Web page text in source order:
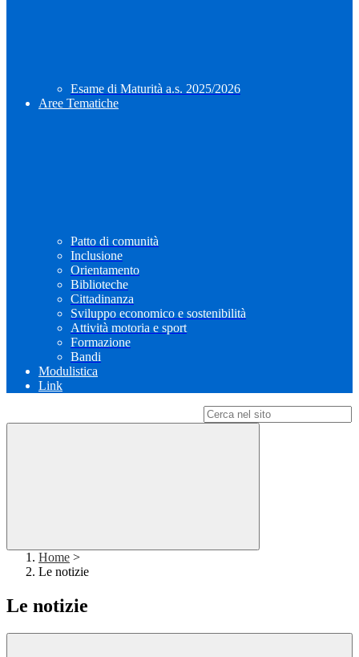
Esame di Maturità a.s. 2025/2026
Aree Tematiche
Patto di comunità
Inclusione
Orientamento
Biblioteche
Cittadinanza
Sviluppo economico e sostenibilità
Attività motoria e sport
Formazione
Bandi
Modulistica
Link
Home >
Le notizie
Le notizie